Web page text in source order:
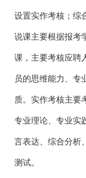
设置实作考核；综
说课主要根据报考
课，主要考核应聘
员的思维能力、专
质。实作考核主要
专业理论、专业实
言表达、综合分析
测试。